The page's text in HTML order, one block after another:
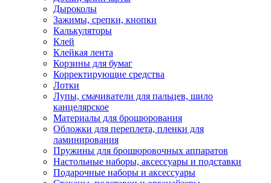
Дыроколы
Зажимы, срепки, кнопки
Калькуляторы
Клей
Клейкая лента
Корзины для бумаг
Корректирующие средства
Лотки
Лупы, смачиватели для пальцев, шило
канцелярское
Материалы для брошюрования
Обложки для переплета, пленки для
ламинирования
Пружины для брошюровочных аппаратов
Настольные наборы, аксессуары и подставки
Подарочные наборы и аксессуары